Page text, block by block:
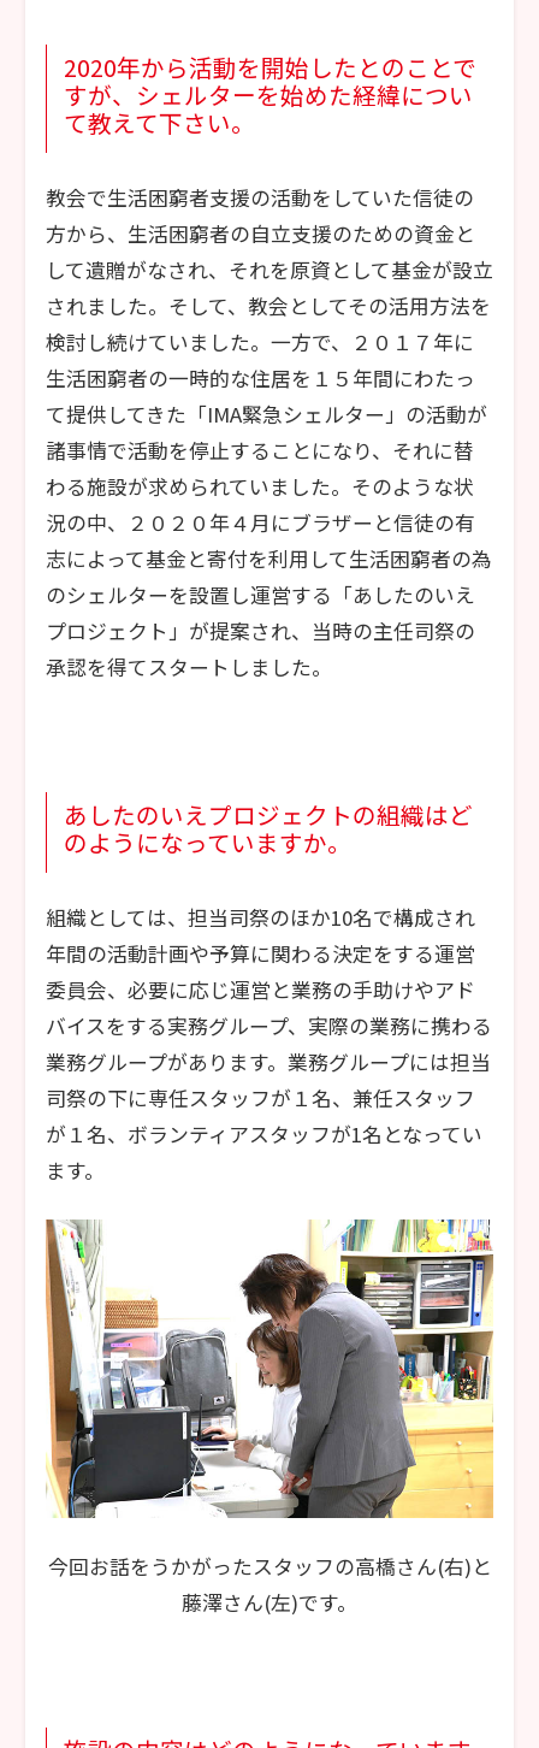
2020年から活動を開始したとのことで
すが、シェルターを始めた経緯につい
て教えて下さい。
教会で生活困窮者支援の活動をしていた信徒の
方から、生活困窮者の自立支援のための資金と
して遺贈がなされ、それを原資として基金が設立
されました。そして、教会としてその活用方法を
検討し続けていました。一方で、２０１７年に
生活困窮者の一時的な住居を１５年間にわたっ
て提供してきた「IMA緊急シェルター」の活動が
諸事情で活動を停止することになり、それに替
わる施設が求められていました。そのような状
況の中、２０２０年４月にブラザーと信徒の有
志によって基金と寄付を利用して生活困窮者の為
のシェルターを設置し運営する「あしたのいえ
プロジェクト」が提案され、当時の主任司祭の
承認を得てスタートしました。
あしたのいえプロジェクトの組織はど
のようになっていますか。
組織としては、担当司祭のほか10名で構成され
年間の活動計画や予算に関わる決定をする運営
委員会、必要に応じ運営と業務の手助けやアド
バイスをする実務グループ、実際の業務に携わる
業務グループがあります。業務グループには担当
司祭の下に専任スタッフが１名、兼任スタッフ
が１名、ボランティアスタッフが1名となってい
ます。
今回お話をうかがったスタッフの高橋さん(右)と
藤澤さん(左)です。